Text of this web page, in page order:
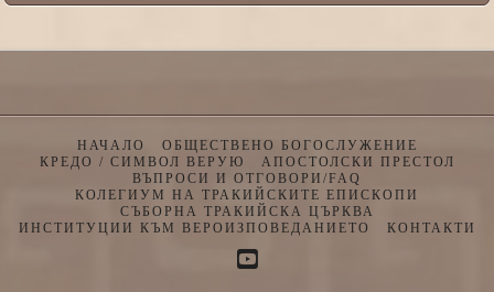
НАЧАЛО
ОБЩЕСТВЕНО БОГОСЛУЖЕНИЕ
КРЕДО / СИМВОЛ ВЕРУЮ
АПОСТОЛСКИ ПРЕСТОЛ
ВЪПРОСИ И ОТГОВОРИ/FAQ
КОЛЕГИУМ НА ТРАКИЙСКИТЕ ЕПИСКОПИ
СЪБОРНА ТРАКИЙСКА ЦЪРКВА
ИНСТИТУЦИИ КЪМ ВЕРОИЗПОВЕДАНИЕТО
КОНТАКТИ